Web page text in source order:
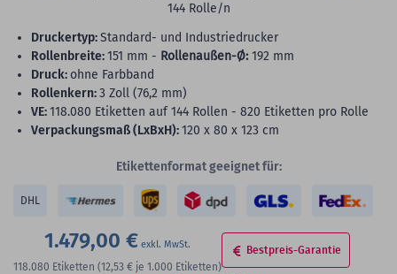
144 Rolle/n
Druckertyp:Standard- und Industriedrucker
Rollenbreite:151 mm - Rollenaußen-Ø: 192 mm
Druck: ohne Farbband
Rollenkern:3 Zoll (76,2 mm)
VE:118.080 Etiketten auf 144 Rollen - 820 Etiketten pro Rolle
Verpackungsmaß (LxBxH):120 x 80 x 123 cm
Etikettenformat geeignet für:
DHL
1.479,00 €
118.080 Etiketten (12,53 € je 1.000 Etiketten)
Bestpreis-Garantie